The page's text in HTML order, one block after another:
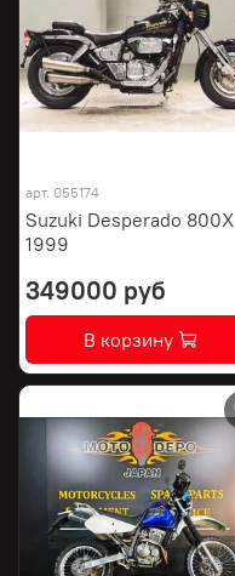
арт. 055174
Suzuki Desperado 800X
1999
349000 руб
В корзину